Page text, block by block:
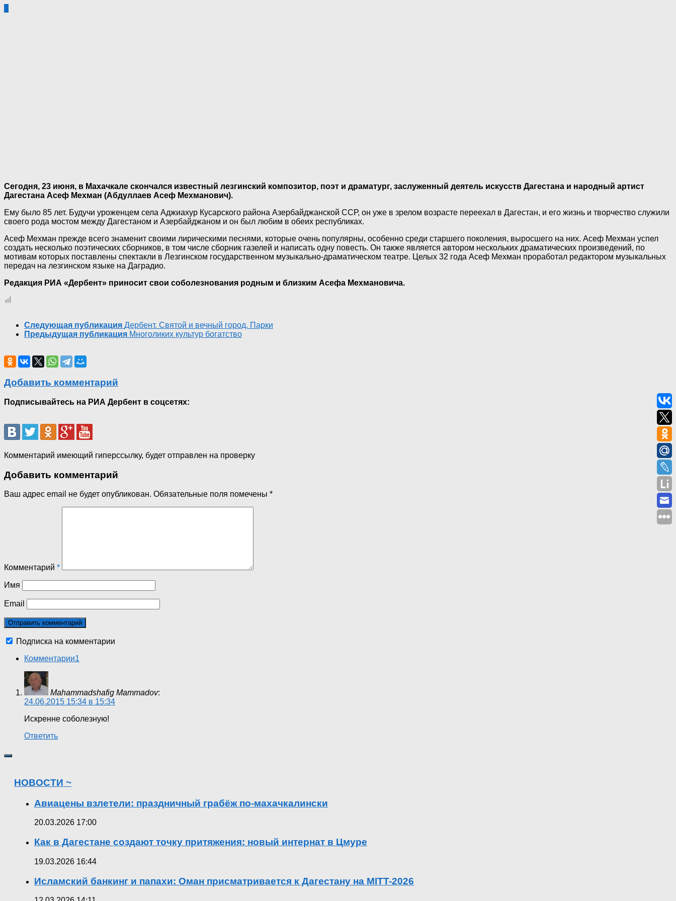
Сегодня, 23 июня, в Махачкале скончался известный лезгинский композитор, поэт и драматург, заслуженный деятель искусств Дагестана и народный артист
Дагестана Асеф Мехман (Абдуллаев Асеф Мехманович).
Ему было 85 лет. Будучи уроженцем села Аджиахур Кусарского района Азербайджанской ССР, он уже в зрелом возрасте переехал в Дагестан, и его жизнь и творчество служили
своего рода мостом между Дагестаном и Азербайджаном и он был любим в обеих республиках.
Асеф Мехман прежде всего знаменит своими лирическими песнями, которые очень популярны, особенно среди старшего поколения, выросшего на них. Асеф Мехман успел
создать несколько поэтических сборников, в том числе сборник газелей и написать одну повесть. Он также является автором нескольких драматических произведений, по
мотивам которых поставлены спектакли в Лезгинском государственном музыкально-драматическом театре. Целых 32 года Асеф Мехман проработал редактором музыкальных
передач на лезгинском языке на Даградио.
Редакция РИА «Дербент» приносит свои соболезнования родным и близким Асефа Мехмановича.
Следующая публикация Дербент. Святой и вечный город. Парки
Предыдущая публикация Многоликих культур богатство
Добавить комментарий
Подписывайтесь на РИА Дербент в соцсетях:
Комментарий имеющий гиперссылку, будет отправлен на проверку
Добавить комментарий
Ваш адрес email не будет опубликован. Обязательные поля помечены *
Комментарий *
Имя
Email
Подписка на комментарии
Комментарии1
Mahammadshafig Mammadov:
24.06.2015 15:34 в 15:34
Искренне соболезную!
Ответить
НОВОСТИ ~
Авиацены взлетели: праздничный грабёж по-махачкалински
20.03.2026 17:00
Как в Дагестане создают точку притяжения: новый интернат в Цмуре
19.03.2026 16:44
Исламский банкинг и папахи: Оман присматривается к Дагестану на MITT-2026